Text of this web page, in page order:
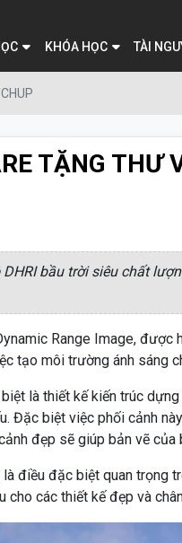
KHÓA HỌC TÀI
TẶNG THƯ
bầu trời siêu chất
Range Image,
tạo môi trường ánh sáng
là thiết kế kiến trúc
Đặc biệt việc phối cảnh
đẹp sẽ giúp bản vẽ của
điều đặc biệt quan trọng
các thiết kế đẹp và